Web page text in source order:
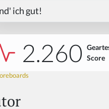
ich gut!
2.260 Score